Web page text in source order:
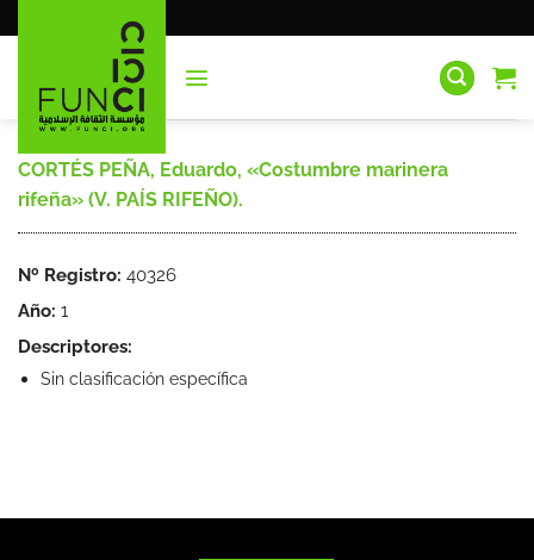
al
CORTÉS PEÑA, Eduardo, «Costumbre marinera
rifeña» (V. PAÍS RIFEÑO).
Nº Registro: 40326
Año: 1
Descriptores:
Sin clasificación específica